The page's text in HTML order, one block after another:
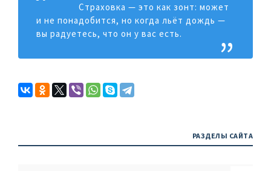
Страховка — это как зонт: может
и не понадобится, но когда льёт дождь —
вы радуетесь, что он у вас есть.
РАЗДЕЛЫ САЙТА